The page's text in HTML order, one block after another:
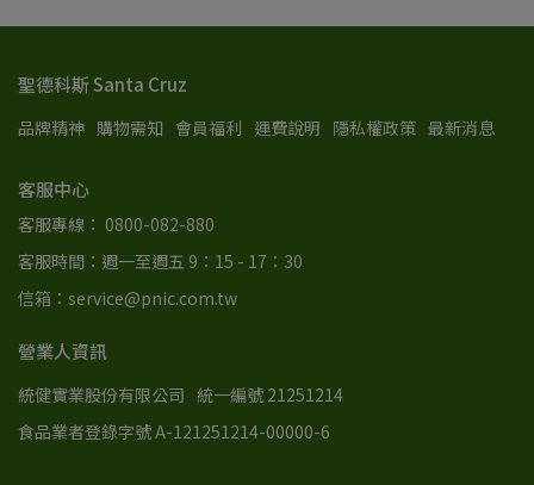
聖德科斯 Santa Cruz
品牌精神 購物需知 會員福利 運費說明 隱私權政策 最新消息
客服中心
客服專線： 0800-082-880
客服時間：週一至週五 9：15 - 17：30
信箱：service@pnic.com.tw
營業人資訊
統健實業股份有限公司 統一編號 21251214
食品業者登錄字號 A-121251214-00000-6